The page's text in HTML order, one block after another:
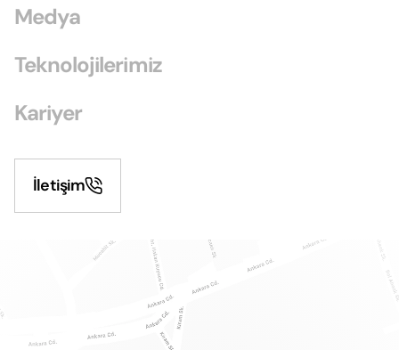
Medya
Teknolojilerimiz
Kariyer
İletişim